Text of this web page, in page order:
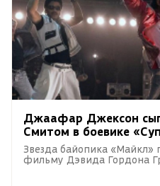
Джаафар Джексон
Смитом в боевике
Звезда байопика «Майкл»
фильму Дэвида Гордона